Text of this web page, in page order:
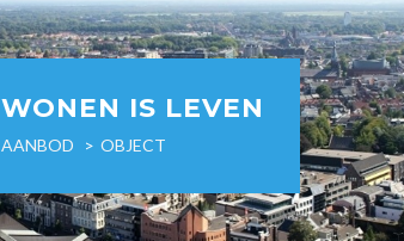
WONEN IS LEVEN
AANBOD OBJECT